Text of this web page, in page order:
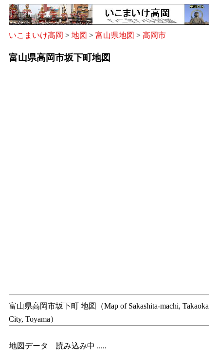
いこまいけ高岡 > 地図 > 富山県地図 > 高岡市
富山県高岡市坂下町地図
富山県高岡市坂下町 地図（Map of Sakashita-machi, Takaoka
City, Toyama）
地図データ 読み込み中 .....